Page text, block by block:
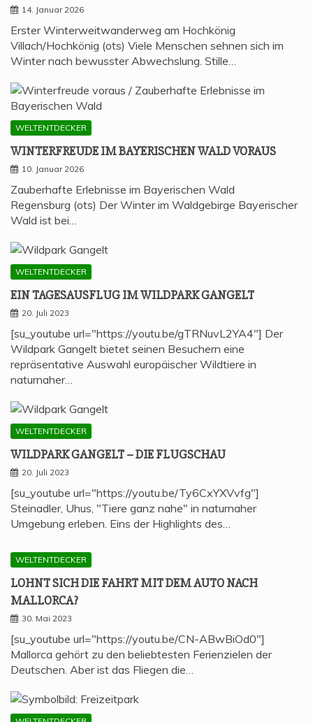
14. Januar 2026
Erster Winterweitwanderweg am Hochkönig
Villach/Hochkönig (ots) Viele Menschen sehnen sich im
Winter nach bewusster Abwechslung. Stille…
WELTENTDECKER
WIN­TER­FREU­DE IM BAYE­RI­SCHEN WALD VORAUS
10. Januar 2026
Zauberhafte Erlebnisse im Bayerischen Wald
Regensburg (ots) Der Winter im Waldgebirge Bayerischer
Wald ist bei…
WELTENTDECKER
EIN TAGES­AUS­FLUG IM WILD­PARK GANGELT
20. Juli 2023
[su_youtube url="https://youtu.be/gTRNuvL2YA4"] Der
Wildpark Gangelt bietet seinen Besuchern eine
repräsentative Auswahl europäischer Wildtiere in
naturnaher…
WELTENTDECKER
WILD­PARK GAN­GELT – DIE FLUGSCHAU
20. Juli 2023
[su_youtube url="https://youtu.be/Ty6CxYXVvfg"]
Steinadler, Uhus, "Tiere ganz nahe" in naturnaher
Umgebung erleben. Eins der Highlights des…
WELTENTDECKER
LOHNT SICH DIE FAHRT MIT DEM AUTO NACH
MALLORCA?
30. Mai 2023
[su_youtube url="https://youtu.be/CN-ABwBiOd0"]
Mallorca gehört zu den beliebtesten Ferienzielen der
Deutschen. Aber ist das Fliegen die…